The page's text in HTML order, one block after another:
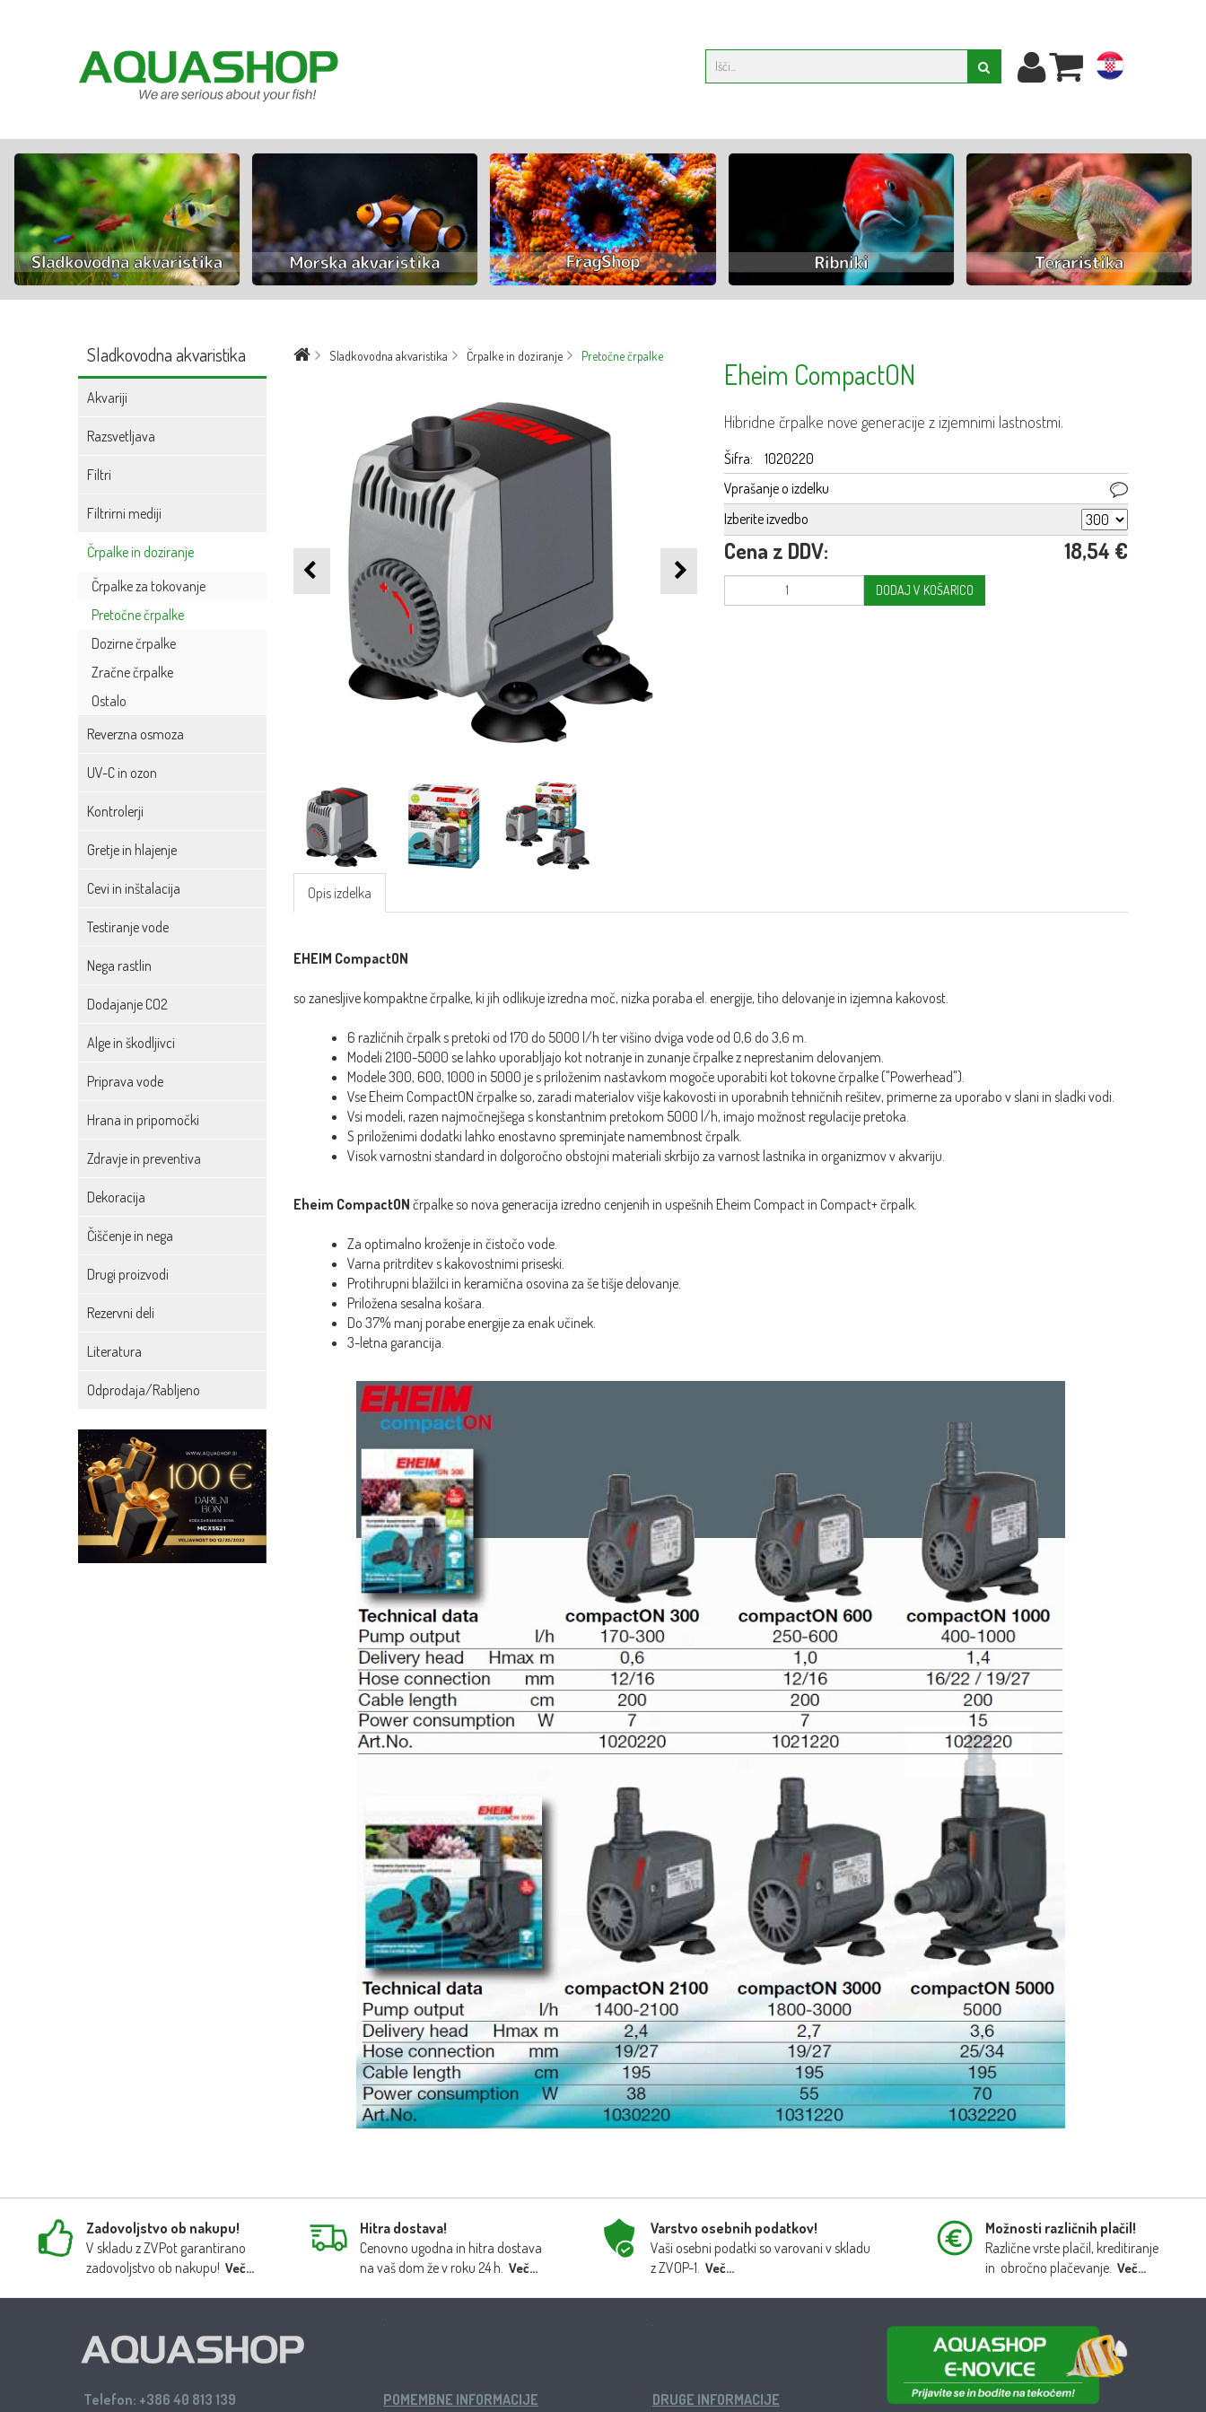
Sladkovodna akvaristika
Akvariji
Razsvetljava
Filtri
Filtrirni mediji
Črpalke in doziranje
Črpalke za tokovanje
Pretočne črpalke
Dozirne črpalke
Zračne črpalke
Ostalo
Reverzna osmoza
UV-C in ozon
Kontrolerji
Gretje in hlajenje
Cevi in inštalacija
Testiranje vode
Nega rastlin
Dodajanje CO2
Alge in škodljivci
Priprava vode
Hrana in pripomočki
Zdravje in preventiva
Dekoracija
Čiščenje in nega
Drugi proizvodi
Rezervni deli
Literatura
Odprodaja/Rabljeno
Sladkovodna akvaristika Črpalke in doziranje Pretočne črpalke
Eheim CompactON
Hibridne črpalke nove generacije z izjemnimi lastnostmi.
Šifra:
1020220
Vprašanje o izdelku
Izberite izvedbo
Cena z DDV: 18,54 €
DODAJ V KOŠARICO
Opis izdelka
EHEIM CompactON
so zanesljive kompaktne črpalke, ki jih odlikuje izredna moč, nizka poraba el. energije, tiho delovanje in izjemna kakovost.
6 različnih črpalk s pretoki od 170 do 5000 l/h ter višino dviga vode od 0,6 do 3,6 m.
Modeli 2100-5000 se lahko uporabljajo kot notranje in zunanje črpalke z neprestanim delovanjem.
Modele 300, 600, 1000 in 5000 je s priloženim nastavkom mogoče uporabiti kot tokovne črpalke ("Powerhead").
Vse Eheim CompactON črpalke so, zaradi materialov višje kakovosti in uporabnih tehničnih rešitev, primerne za uporabo v slani in sladki vodi.
Vsi modeli, razen najmočnejšega s konstantnim pretokom 5000 l/h, imajo možnost regulacije pretoka.
S priloženimi dodatki lahko enostavno spreminjate namembnost črpalk.
Visok varnostni standard in dolgoročno obstojni materiali skrbijo za varnost lastnika in organizmov v akvariju.
Eheim CompactON črpalke so nova generacija izredno cenjenih in uspešnih Eheim Compact in Compact+ črpalk.
Za optimalno kroženje in čistočo vode.
Varna pritrditev s kakovostnimi priseski.
Protihrupni blažilci in keramična osovina za še tišje delovanje.
Priložena sesalna košara.
Do 37% manj porabe energije za enak učinek.
3-letna garancija.
Zadovoljstvo ob nakupu!
V skladu z ZVPot garantirano
zadovoljstvo ob nakupu! Več...
Hitra dostava!
Cenovno ugodna in hitra dostava
na vaš dom že v roku 24 h. Več...
Varstvo osebnih podatkov!
Vaši osebni podatki so varovani v skladu
z ZVOP-1. Več...
Možnosti različnih plačil!
Različne vrste plačil, kreditiranje
in obročno plačevanje. Več...
Telefon: +386 40 813 139
POMEMBNE INFORMACIJE
DRUGE INFORMACIJE